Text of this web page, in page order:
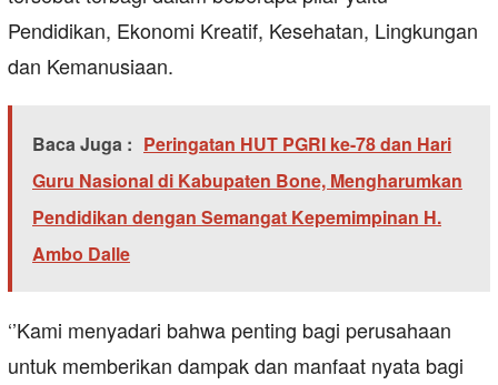
Pendidikan, Ekonomi Kreatif, Kesehatan, Lingkungan
dan Kemanusiaan.
Baca Juga : Peringatan HUT PGRI ke-78 dan Hari
Guru Nasional di Kabupaten Bone, Mengharumkan
Pendidikan dengan Semangat Kepemimpinan H.
Ambo Dalle
‘’Kami menyadari bahwa penting bagi perusahaan
untuk memberikan dampak dan manfaat nyata bagi